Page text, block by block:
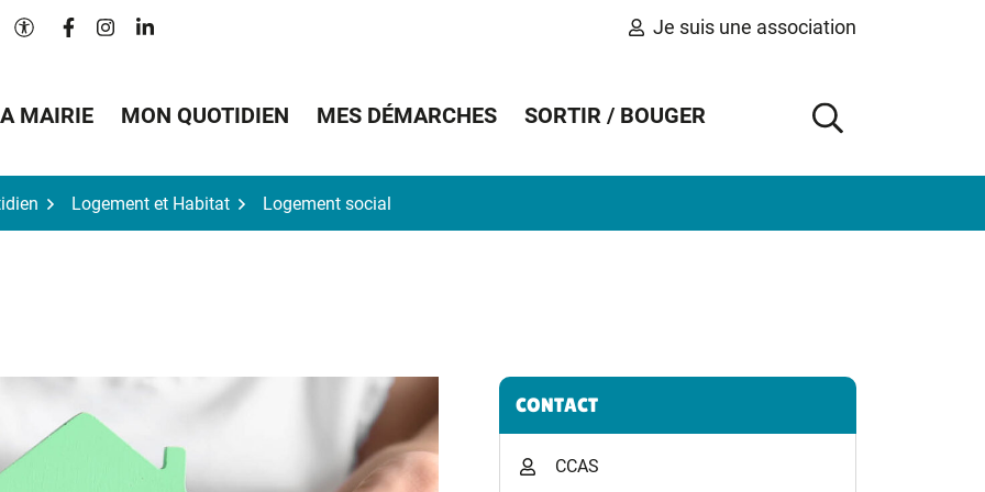
Paramètres d'accessibilité
Lien vers le compte Facebook
Lien vers le compte Instagram
Lien vers le compte Linkedin Je suis une association
MAIRIE MON QUOTIDIEN MES DÉMARCHES SORTIR / BOUGER
AFFICHER
Logement et Habitat Logement social
Informations complémentaires
CONTACT
CCAS